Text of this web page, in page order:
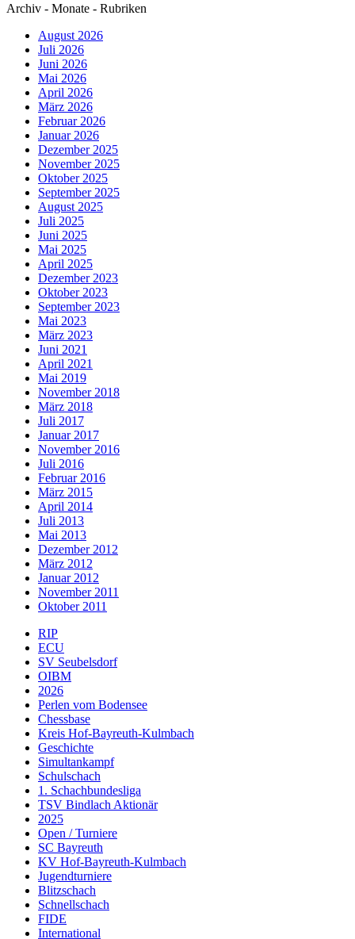
Archiv - Monate - Rubriken
August 2026
Juli 2026
Juni 2026
Mai 2026
April 2026
März 2026
Februar 2026
Januar 2026
Dezember 2025
November 2025
Oktober 2025
September 2025
August 2025
Juli 2025
Juni 2025
Mai 2025
April 2025
Dezember 2023
Oktober 2023
September 2023
Mai 2023
März 2023
Juni 2021
April 2021
Mai 2019
November 2018
März 2018
Juli 2017
Januar 2017
November 2016
Juli 2016
Februar 2016
März 2015
April 2014
Juli 2013
Mai 2013
Dezember 2012
März 2012
Januar 2012
November 2011
Oktober 2011
RIP
ECU
SV Seubelsdorf
OIBM
2026
Perlen vom Bodensee
Chessbase
Kreis Hof-Bayreuth-Kulmbach
Geschichte
Simultankampf
Schulschach
1. Schachbundesliga
TSV Bindlach Aktionär
2025
Open / Turniere
SC Bayreuth
KV Hof-Bayreuth-Kulmbach
Jugendturniere
Blitzschach
Schnellschach
FIDE
International